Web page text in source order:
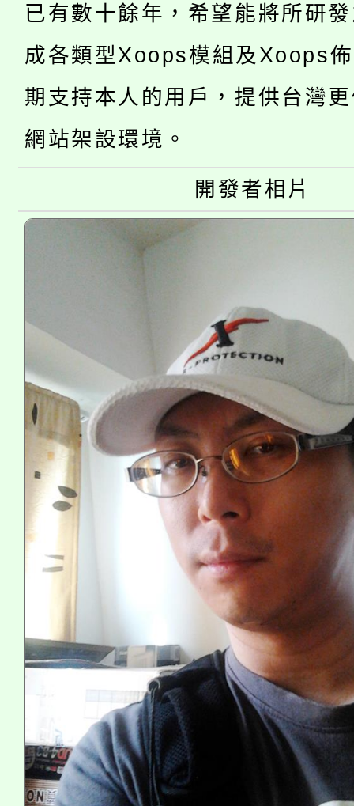
開!
115年桃園市運動會8/
田徑場及游泳池舉行。
桃園市低收入戶享有免
視費優惠，中低收入戶
半價優惠，詳情可洽有
大園自造教育及科技中
份教師增能研習
大溪自造教育及科技中
份教師研習
淨零綠生活教案入校路
會
115年食農教育專業人
已有數十餘年，希望能將所研
成各類型Xoops模組及Xoops
期支持本人的用戶，提供台灣
網站架設環境。
開發者相片